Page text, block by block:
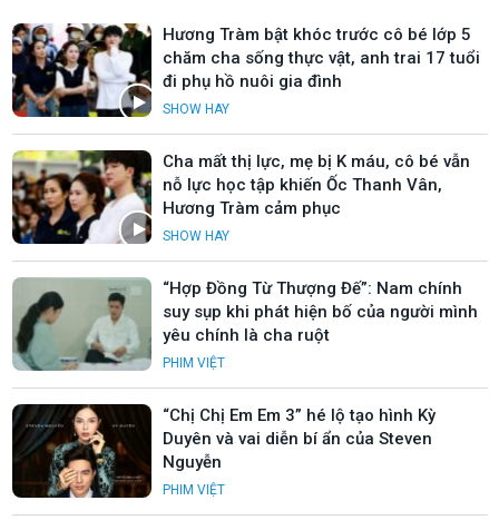
Hương Tràm bật khóc trước cô bé lớp 5
chăm cha sống thực vật, anh trai 17 tuổi
đi phụ hồ nuôi gia đình
SHOW HAY
Cha mất thị lực, mẹ bị K máu, cô bé vẫn
nỗ lực học tập khiến Ốc Thanh Vân,
Hương Tràm cảm phục
SHOW HAY
“Hợp Đồng Từ Thượng Đế”: Nam chính
suy sụp khi phát hiện bố của người mình
yêu chính là cha ruột
PHIM VIỆT
“Chị Chị Em Em 3” hé lộ tạo hình Kỳ
Duyên và vai diễn bí ẩn của Steven
Nguyễn
PHIM VIỆT